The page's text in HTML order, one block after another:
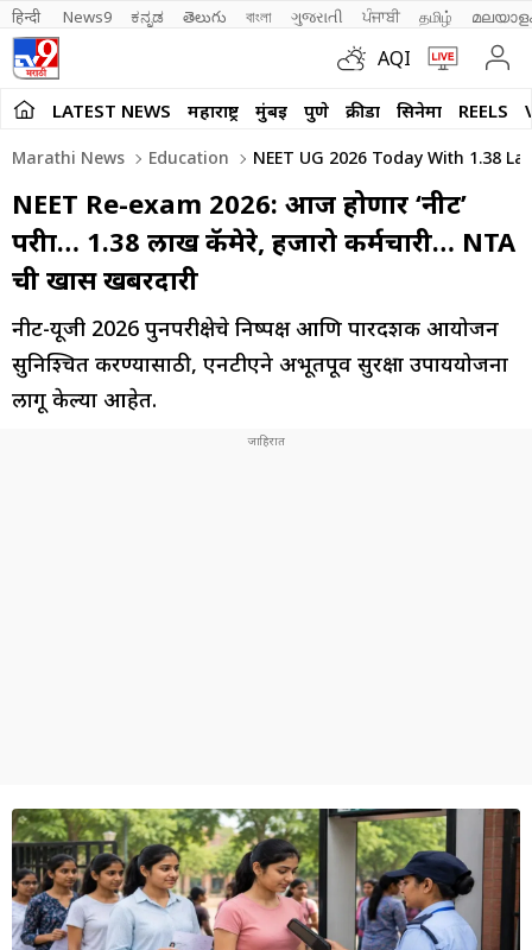
हिन्दी News9 ಕನ್ನಡ తెలుగు বাংলা ગુજરાતી ਪੰਜਾਬੀ தமிழ்
AQI
LATEST NEWS महाराष्ट्र मुंबई पुणे क्रीडा सिनेमा REELS
Marathi News Education NEET UG 2026 Today With 1.38
NEET Re-exam 2026: आज होणार ‘नीट’
परीक्षा… 1.38 लाख कॅमेरे, हजारो कर्मचारी… NTA
ची खास खबरदारी
नीट-यूजी 2026 पुनर्परीक्षेचे निष्पक्ष आणि पारदर्शक आयोजन
सुनिश्चित करण्यासाठी, एनटीएने अभूतपूर्व सुरक्षा उपाययोजना
लागू केल्या आहेत.